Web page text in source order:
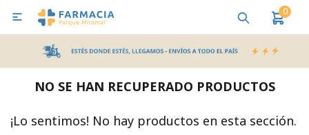
0

NO SE HAN RECUPERADO PRODUCTOS
¡Lo sentimos! No hay productos en esta sección.
MI CUENTA
Bebes y Maternidad Salud
Pañales y Toallitas